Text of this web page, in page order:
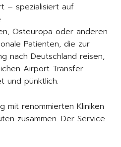
– spezialisiert auf
Osteuropa oder anderen
Patienten, die zur
nach Deutschland reisen,
Airport Transfer
und pünktlich.
mit renommierten Kliniken
zusammen. Der Service